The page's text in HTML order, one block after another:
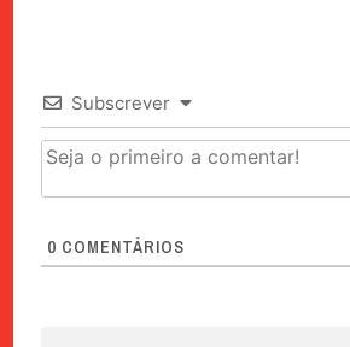
Subscrever
0 COMENTÁRIOS